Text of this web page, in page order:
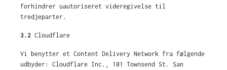
forhindrer uautoriseret videregivelse til
tredjeparter.
3.2 Cloudflare
Vi benytter et Content Delivery Network fra følgende
udbyder: Cloudflare Inc., 101 Townsend St. San